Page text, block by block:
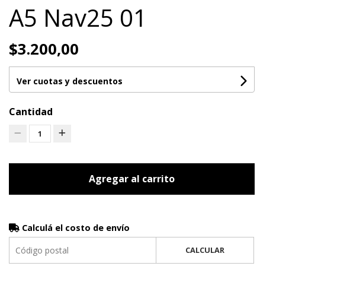
A5 Nav25 01
$3.200,00
Ver cuotas y descuentos
Cantidad
1
Agregar al carrito
Calculá el costo de envío
CALCULAR